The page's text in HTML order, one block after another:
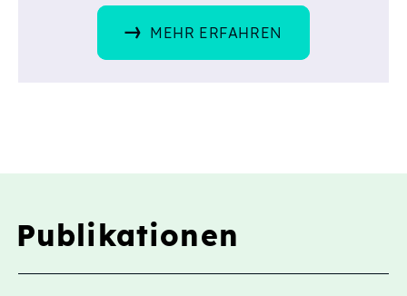
MEHR ERFAHREN
Publikationen